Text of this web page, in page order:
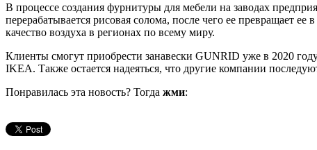
В процессе создания фурнитуры для мебели на заводах
перерабатывается рисовая солома, после чего ее
качество воздуха в регионах по всему миру.
Клиенты смогут приобрести занавески GUNRID уже в 2020
IKEA. Также остается надеяться, что другие компании
Понравилась эта новость? Тогда жми: